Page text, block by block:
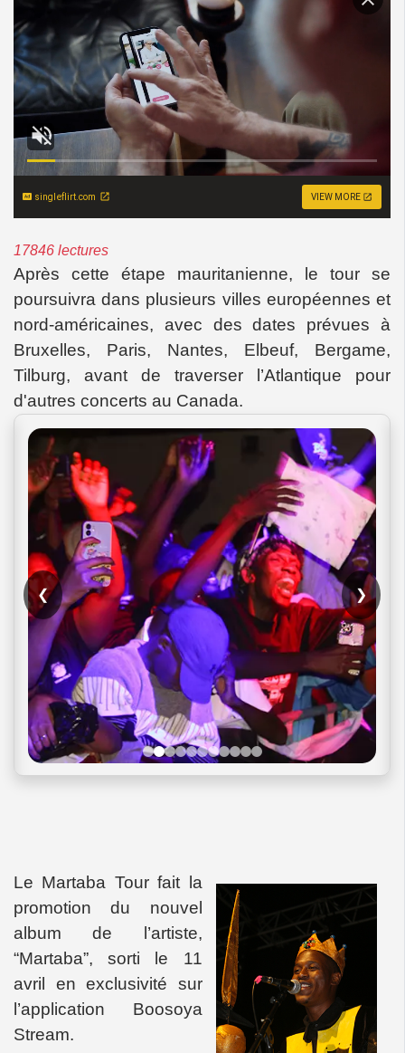
singleflirt.com VIEW MORE
17846 lectures
Après cette étape mauritanienne, le tour se
poursuivra dans plusieurs villes européennes et
nord-américaines, avec des dates prévues à
Bruxelles, Paris, Nantes, Elbeuf, Bergame,
Tilburg, avant de traverser l’Atlantique pour
d'autres concerts au Canada.
❮ ❯
Le Martaba Tour fait la
promotion du nouvel
album de l’artiste,
“Martaba”, sorti le 11
avril en exclusivité sur
l’application Boosoya
Stream.